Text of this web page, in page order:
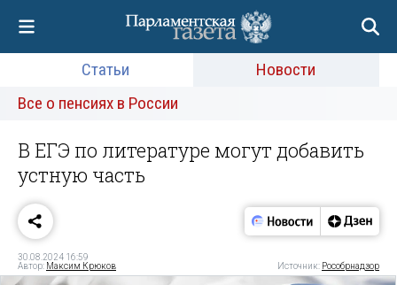
Статьи
Новости
Все о пенсиях в России
В ЕГЭ по литературе могут добавить
устную часть
30.08.2024 16:59
Автор: Максим Крюков Источник: Рособрнадзор